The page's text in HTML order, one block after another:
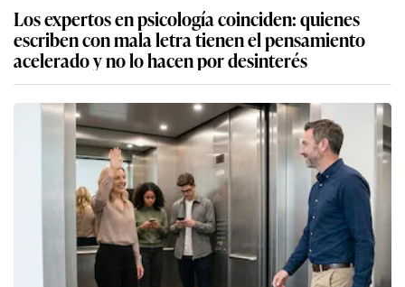
Los expertos en psicología coinciden: quienes
escriben con mala letra tienen el pensamiento
acelerado y no lo hacen por desinterés